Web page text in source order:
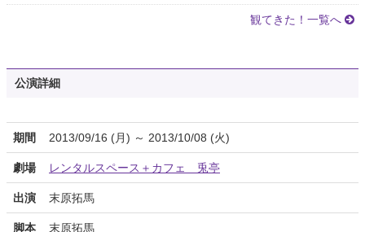
観てきた！一覧へ
公演詳細
期間 2013/09/16 (月) ～ 2013/10/08 (火)
劇場 レンタルスペース＋カフェ 兎亭
出演 末原拓馬
脚本 末原拓馬